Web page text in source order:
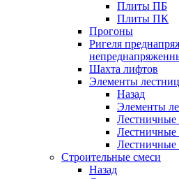
Плиты ПБ
Плиты ПК
Прогоны
Ригеля
Шахта лифтов
Элементы лестниц
Назад
Элементы
Строительные смеси
Назад